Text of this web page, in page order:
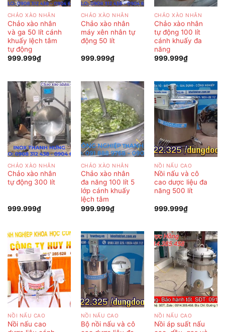
CHẢO XÀO NHÂN
Chảo xào nhân
và ga 50 lít cánh
khuấy lệch tâm
tự động
999.999₫
CHẢO XÀO NHÂN
Chảo xào nhân
máy xên nhân tự
động 50 lít
999.999₫
CHẢO XÀO NHÂN
Chảo xào nhân
tự động 100 lít
cánh khuấy đa
năng
999.999₫
CHẢO XÀO NHÂN
Chảo xào nhân
tự động 300 lít
999.999₫
CHẢO XÀO NHÂN
Chảo xào nhân
đa năng 100 lít 5
lớp cánh khuấy
lệch tâm
999.999₫
NỒI NẤU CAO
Nồi nấu và cô
cao dược liệu đa
năng 500 lít
999.999₫
NỒI NẤU CAO
Nồi nấu cao
NỒI NẤU CAO
Bộ nồi nấu và cô
NỒI NẤU CAO
Nồi áp suất nấu